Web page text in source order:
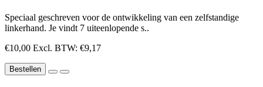
Speciaal geschreven voor de ontwikkeling van een zelfstandige
linkerhand. Je vindt 7 uiteenlopende s..
€10,00 Excl. BTW: €9,17
Bestellen